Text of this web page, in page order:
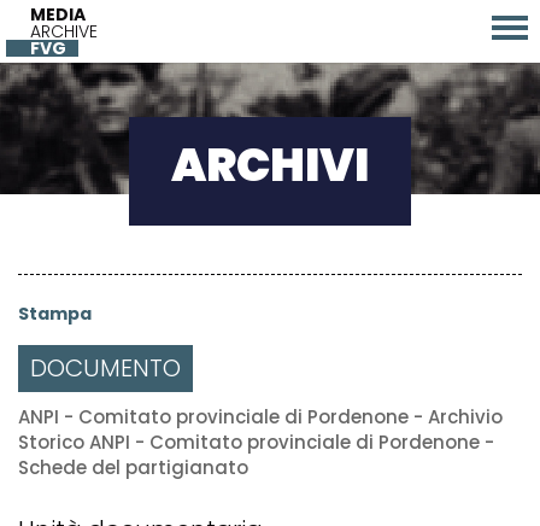
MEDIA
ARCHIVE
FVG
ARCHIVI
Stampa
DOCUMENTO
ANPI - Comitato provinciale di Pordenone - Archivio
Storico ANPI - Comitato provinciale di Pordenone -
Schede del partigianato